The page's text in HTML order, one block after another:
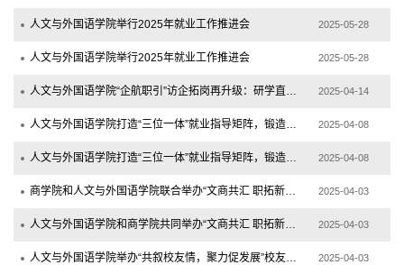
人文与外国语学院举行2025年就业工作推进会 2025-05-28
人文与外国语学院举行2025年就业工作推进会 2025-05-28
人文与外国语学院“企航职引”访企拓岗再升级：研学直通职场，赛事赋能就业 2025-04-14
人文与外国语学院打造“三位一体”就业指导矩阵，锻造求职硬实力 2025-04-08
人文与外国语学院打造“三位一体”就业指导矩阵，锻造求职硬实力 2025-04-08
商学院和人文与外国语学院联合举办“文商共汇 职拓新程”2025届毕业生文商科专场招聘会 2025-04-03
人文与外国语学院和商学院共同举办“文商共汇 职拓新程”2025届毕业生文商科专场招聘会 2025-04-03
人文与外国语学院举办“共叙校友情，聚力促发展”校友企业座谈会 2025-04-03